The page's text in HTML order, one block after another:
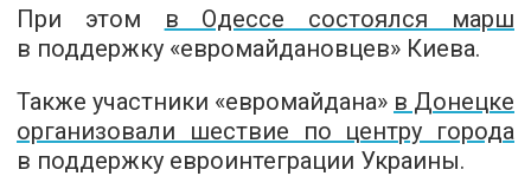
При этом в Одессе состоялся марш
в поддержку «евромайдановцев» Киева.
Также участники «евромайдана» в Донецке
организовали шествие по центру города
в поддержку евроинтеграции Украины.